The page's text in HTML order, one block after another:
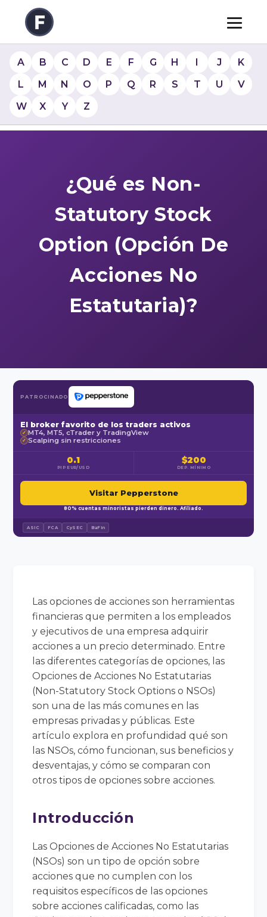
A B C D E F G H I J
K
L
M N O P Q R S T U
V
W
X Y Z
¿Qué es Non-
Statutory Stock
Option (Opción De
Acciones No
Estatutaria)?
PATROCINADO
El broker favorito de los traders activos
✓ MT4, MT5, cTrader y TradingView
✓ Scalping sin restricciones
0.1
PIP EUR/USD
$200
DEP. MÍNIMO
Visitar Pepperstone
80% cuentas minoristas pierden dinero. Afiliado.
ASIC FCA CySEC BaFin
Las opciones de acciones son herramientas
financieras que permiten a los empleados
y ejecutivos de una empresa adquirir
acciones a un precio determinado. Entre
las diferentes categorías de opciones, las
Opciones de Acciones No Estatutarias
(Non-Statutory Stock Options o NSOs)
son una de las más comunes en las
empresas privadas y públicas. Este
artículo explora en profundidad qué son
las NSOs, cómo funcionan, sus beneficios y
desventajas, y cómo se comparan con
otros tipos de opciones sobre acciones.
Introducción
Las Opciones de Acciones No Estatutarias
(NSOs) son un tipo de opción sobre
acciones que no cumplen con los
requisitos específicos de las opciones
sobre acciones calificadas, como las